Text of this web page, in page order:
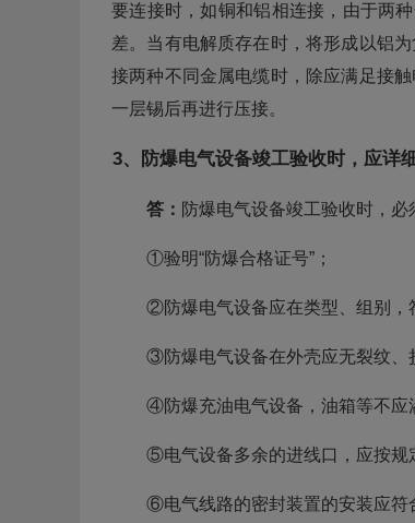
要连接时，如铜和铝相连接，由于两
差。当有电解质存在时，将形成以铝
接两种不同金属电缆时，除应满足接
一层锡后再进行压接。
3、防爆电气设备竣工验收时，应详
答： 防爆电气设备竣工验收时，必
①验明“防爆合格证号”；
②防爆电气设备应在类型、组别，
③防爆电气设备在外壳应无裂纹、
④防爆充油电气设备，油箱等不应
⑤电气设备多余的进线口，应按规
⑥电气线路的密封装置的安装应符